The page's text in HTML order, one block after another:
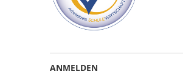
ANMELDEN